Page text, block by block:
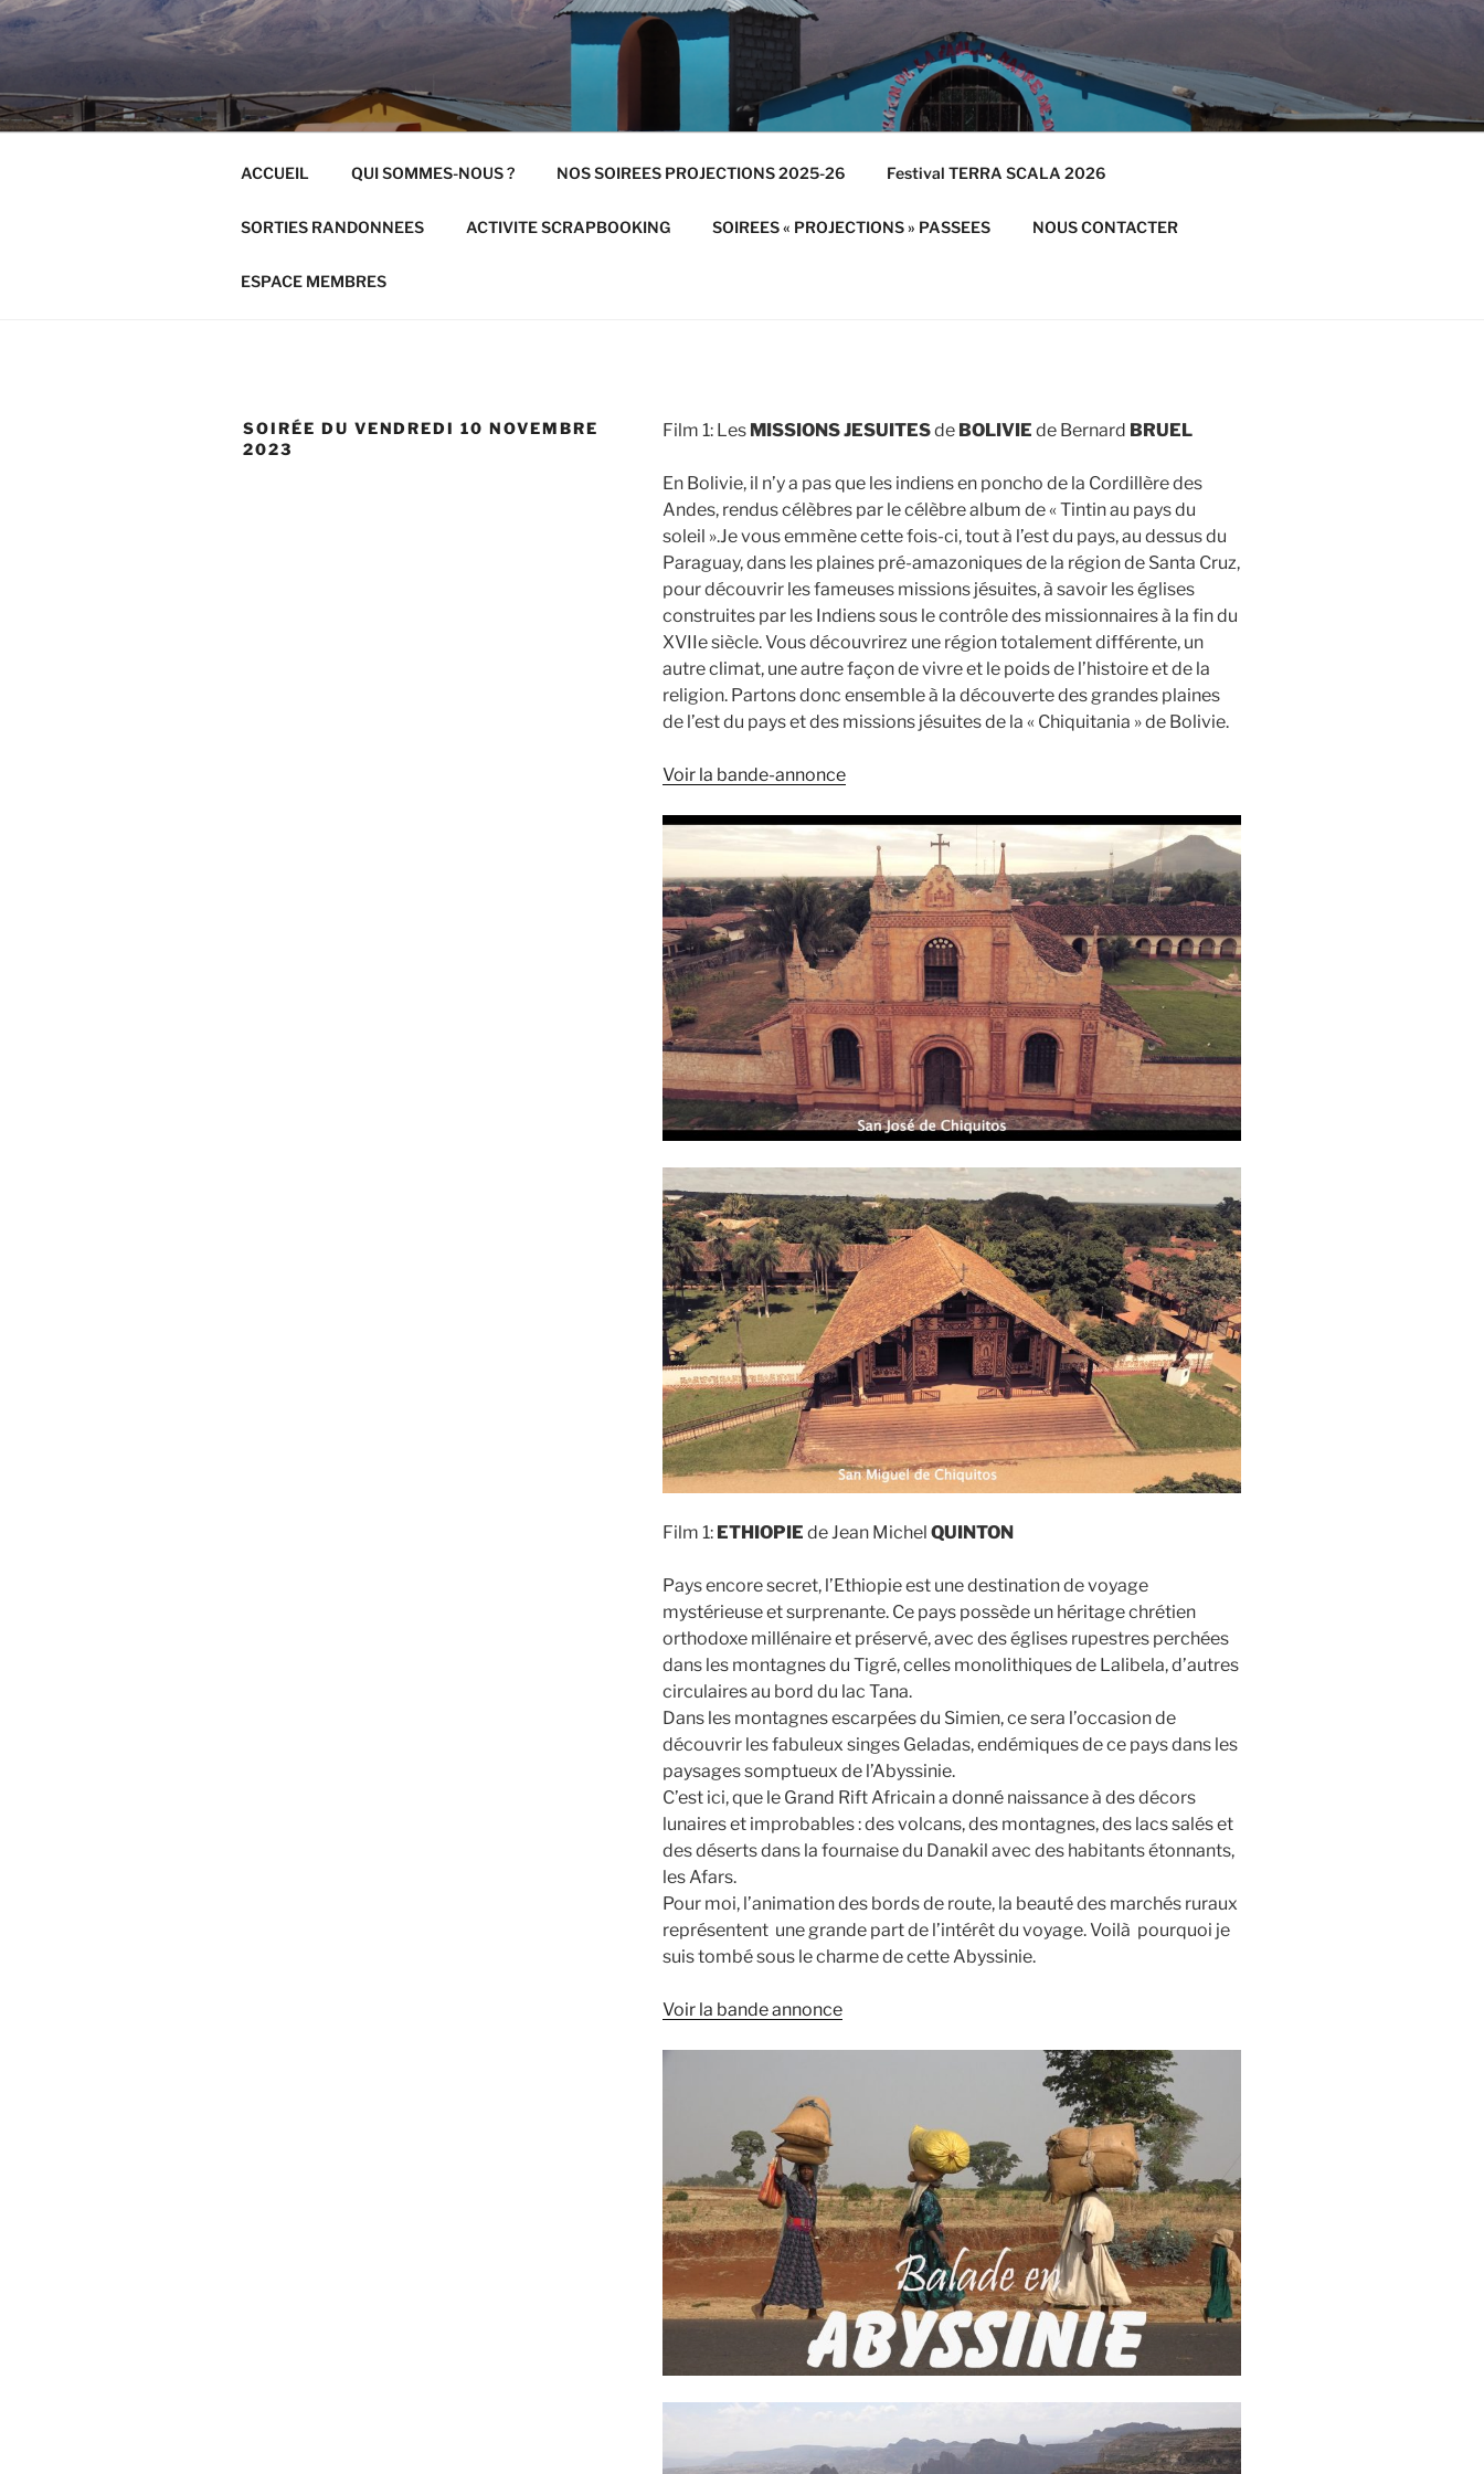
Aller
contenu
principal
ACCUEIL QUI SOMMES-NOUS ? NOS SOIREES PROJECTIONS 2025-26 Festival TERRA SCALA 2026
SORTIES RANDONNEES ACTIVITE SCRAPBOOKING SOIREES « PROJECTIONS » PASSEES NOUS CONTACTER
ESPACE MEMBRES
SOIRÉE DU VENDREDI 10 NOVEMBRE
2023
Film 1: Les MISSIONS JESUITESde BOLIVIE de Bernard BRUEL
En Bolivie, il n’y a pas que les indiens en poncho de la Cordillère des
Andes, rendus célèbres par le célèbre album de « Tintin au pays du
soleil ».Je vous emmène cette fois-ci, tout à l’est du pays, au dessus du
Paraguay, dans les plaines pré-amazoniques de la région de Santa Cruz,
pour découvrir les fameuses missions jésuites, à savoir les églises
construites par les Indiens sous le contrôle des missionnaires à la fin du
XVIIe siècle. Vous découvrirez une région totalement différente, un
autre climat, une autre façon de vivre et le poids de l’histoire et de la
religion. Partons donc ensemble à la découverte des grandes plaines
de l’est du pays et des missions jésuites de la « Chiquitania » de Bolivie.
Voir la bande-annonce
Film 1: ETHIOPIE de Jean Michel QUINTON
Pays encore secret, l’Ethiopie est une destination de voyage
mystérieuse et surprenante. Ce pays possède un héritage chrétien
orthodoxe millénaire et préservé, avec des églises rupestres perchées
dans les montagnes du Tigré, celles monolithiques de Lalibela, d’autres
circulaires au bord du lac Tana.
Dans les montagnes escarpées du Simien, ce sera l’occasion de
découvrir les fabuleux singes Geladas, endémiques de ce pays dans les
paysages somptueux de l’Abyssinie.
C’est ici, que le Grand Rift Africain a donné naissance à des décors
lunaires et improbables : des volcans, des montagnes, des lacs salés et
des déserts dans la fournaise du Danakil avec des habitants étonnants,
les Afars.
Pour moi, l’animation des bords de route, la beauté des marchés ruraux
représentent une grande part de l’intérêt du voyage. Voilà pourquoi je
suis tombé sous le charme de cette Abyssinie.
Voir la bande annonce